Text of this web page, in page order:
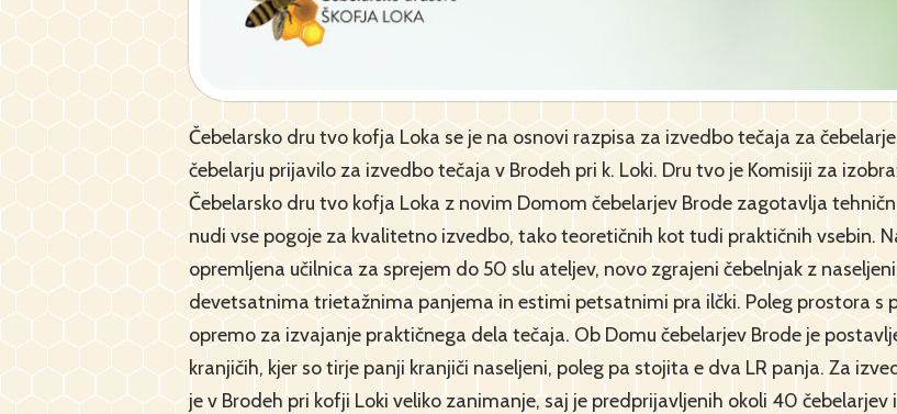
Čebelarsko dru tvo kofja Loka se je na osnovi razpisa za izvedbo tečaja za
čebelarju prijavilo za izvedbo tečaja v Brodeh pri k. Loki. Dru tvo je Komisiji za
Čebelarsko dru tvo kofja Loka z novim Domom čebelarjev Brode zagotavlja
nudi vse pogoje za kvalitetno izvedbo, tako teoretičnih kot tudi praktičnih vsebin.
opremljena učilnica za sprejem do 50 slu ateljev, novo zgrajeni čebelnjak z
devetsatnima trietažnima panjema in estimi petsatnimi pra ilčki. Poleg prostora s
opremo za izvajanje praktičnega dela tečaja. Ob Domu čebelarjev Brode je
kranjičih, kjer so tirje panji kranjiči naseljeni, poleg pa stojita e dva LR panja. Za
je v Brodeh pri kofji Loki veliko zanimanje, saj je predprijavljenih okoli 40